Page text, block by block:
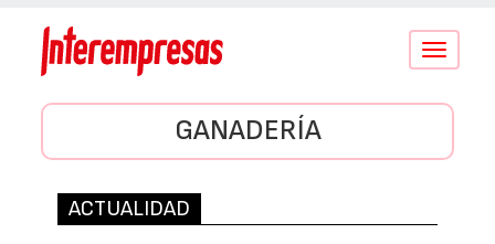
Conmutar
GANADERÍA
ACTUALIDAD